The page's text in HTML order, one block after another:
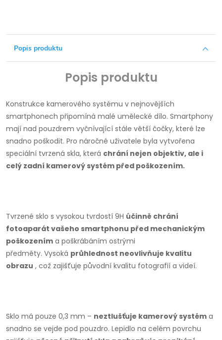
Popis produktu
Popis produktu
Konstrukce kamerového systému v nejnovějších
smartphonech připomíná malé umělecké dílo. Smartphony
mají nad pouzdrem vyčnívající stále větší čočky, které lze
snadno poškodit. Pro náročné uživatele byla vytvořena
speciální tvrzená skla, která chrání nejen objektiv, ale i
celý zadní kamerový systém před poškozením.
Tvrzené sklo s vysokou tvrdostí 9H účinně chrání
fotoaparát vašeho smartphonu před mechanickým
poškozením a poškrábáním ostrými
předměty. Vysoká průhlednost neovlivňuje kvalitu
obrazu , což zajišťuje původní kvalitu fotografií a videí.
Sklo má pouze 0,3 mm – neztlušťuje kamerový systém a
snadno se vejde pod pouzdro. Lepidlo na celém povrchu